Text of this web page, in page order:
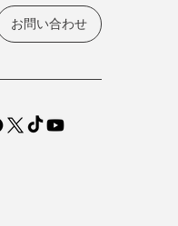
お問い合わせ